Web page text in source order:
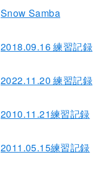
Snow Samba
2018.09.16 練習記録
2022.11.20 練習記録
2010.11.21練習記録
2011.05.15練習記録